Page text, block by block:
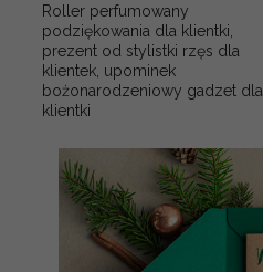
Roller perfumowany
podziękowania dla klientki,
prezent od stylistki rzęs dla
klientek, upominek
bożonarodzeniowy gadzet dla
klientki